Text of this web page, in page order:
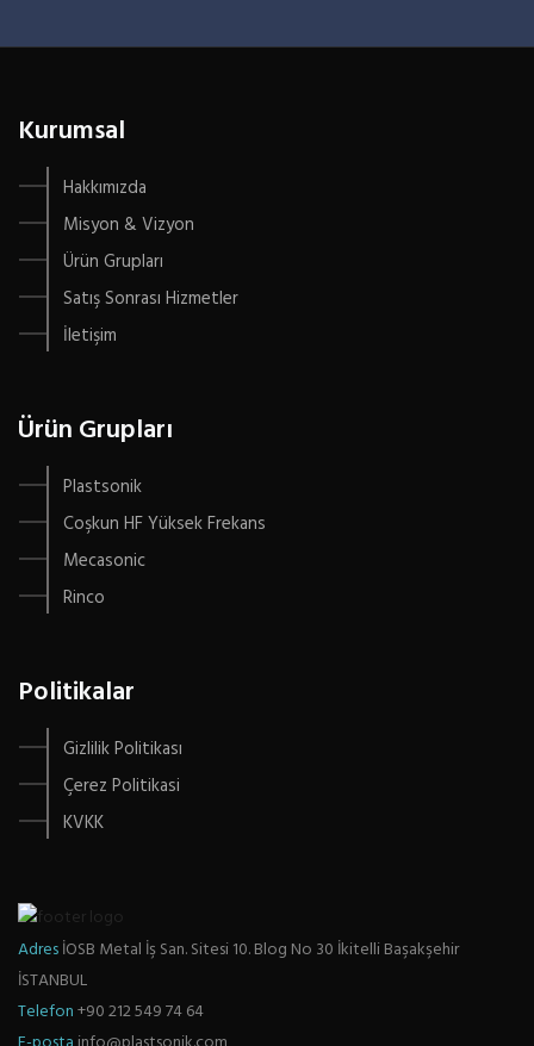
Kurumsal
Hakkımızda
Misyon & Vizyon
Ürün Grupları
Satış Sonrası Hizmetler
İletişim
Ürün Grupları
Plastsonik
Coşkun HF Yüksek Frekans
Mecasonic
Rinco
Politikalar
Gizlilik Politikası
Çerez Politikasi
KVKK
AdresİOSB Metal İş San. Sitesi 10. Blog No 30 İkitelli Başakşehir
İSTANBUL
Telefon+90 212 549 74 64